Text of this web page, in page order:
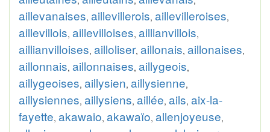
aillevanaises, aillevillerois, aillevilleroises,
aillevillois, aillevilloises, aillianvillois,
aillianvilloises, ailloliser, aillonais, aillonaises,
aillonnais, aillonnaises, aillygeois,
aillygeoises, aillysien, aillysienne,
aillysiennes, aillysiens, aillée, ails, aix-la-
fayette, akawaio, akawaïo, allenjoyeuse,